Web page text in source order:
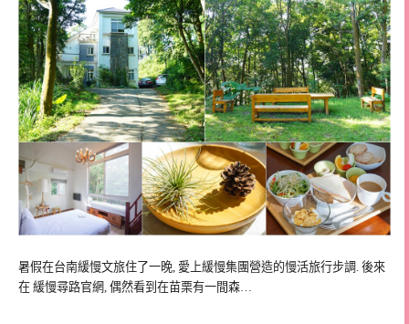
暑假在台南緩慢文旅住了一晚, 愛上緩慢集團營造的慢活旅行步調. 後來
在 緩慢尋路官網, 偶然看到在苗栗有一間森…